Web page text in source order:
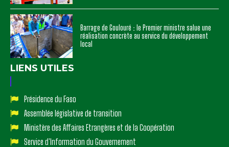
Barrage de Goulouré : le Premier ministre salue une
réalisation concrète au service du développement
local
LIENS UTILES
Présidence du Faso
Assemblée législative de transition
Ministère des Affaires Etrangères et de la Coopération
Service d'Information du Gouvernement